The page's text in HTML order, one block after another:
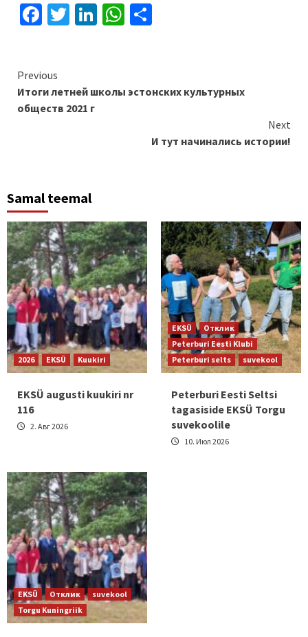
Facebook
Twitter
LinkedIn
WhatsApp
Continue
Reading
Previous
Итоги летней школы эстонских культурных
обществ 2021 г
Next
И тут начинались истории!
Samal teemal
2026 EKSÜ Kuukiri
EKSÜ augusti kuukiri nr
116
2. Авг 2026
EKSÜ
Отклик
Peterburi Eesti Klubi
Peterburi selts
suvekool
Peterburi Eesti Seltsi
tagasiside EKSÜ Torgu
suvekoolile
10. Июл 2026
EKSÜ Отклик
suvekool
Torgu Kuningriik